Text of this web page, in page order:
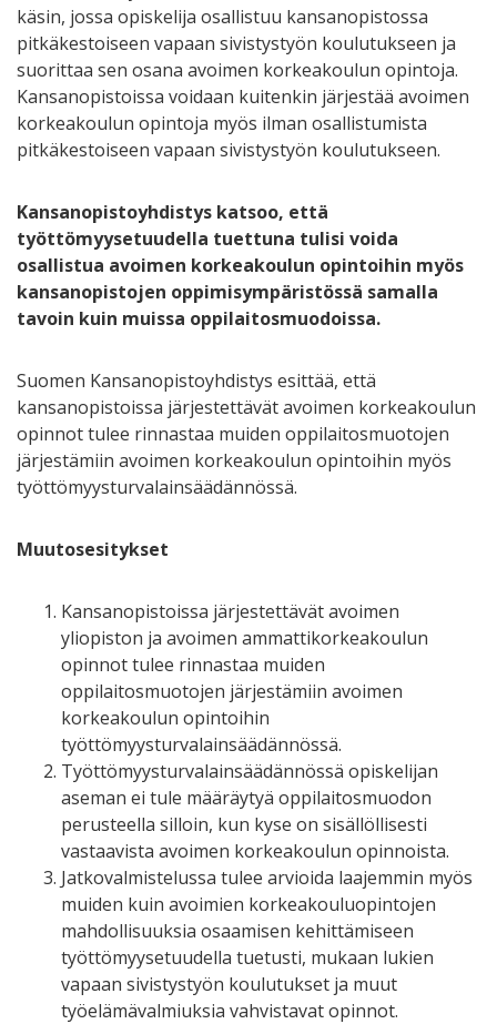
käsin, jossa opiskelija osallistuu kansanopistossa
pitkäkestoiseen vapaan sivistystyön koulutukseen ja
suorittaa sen osana avoimen korkeakoulun opintoja.
Kansanopistoissa voidaan kuitenkin järjestää avoimen
korkeakoulun opintoja myös ilman osallistumista
pitkäkestoiseen vapaan sivistystyön koulutukseen.
Kansanopistoyhdistys katsoo, että
työttömyysetuudella tuettuna tulisi voida
osallistua avoimen korkeakoulun opintoihin myös
kansanopistojen oppimisympäristössä samalla
tavoin kuin muissa oppilaitosmuodoissa.
Suomen Kansanopistoyhdistys esittää, että
kansanopistoissa järjestettävät avoimen korkeakoulun
opinnot tulee rinnastaa muiden oppilaitosmuotojen
järjestämiin avoimen korkeakoulun opintoihin myös
työttömyysturvalainsäädännössä.
Muutosesitykset
Kansanopistoissa järjestettävät avoimen
yliopiston ja avoimen ammattikorkeakoulun
opinnot tulee rinnastaa muiden
oppilaitosmuotojen järjestämiin avoimen
korkeakoulun opintoihin
työttömyysturvalainsäädännössä.
Työttömyysturvalainsäädännössä opiskelijan
aseman ei tule määräytyä oppilaitosmuodon
perusteella silloin, kun kyse on sisällöllisesti
vastaavista avoimen korkeakoulun opinnoista.
Jatkovalmistelussa tulee arvioida laajemmin myös
muiden kuin avoimien korkeakouluopintojen
mahdollisuuksia osaamisen kehittämiseen
työttömyysetuudella tuetusti, mukaan lukien
vapaan sivistystyön koulutukset ja muut
työelämävalmiuksia vahvistavat opinnot.